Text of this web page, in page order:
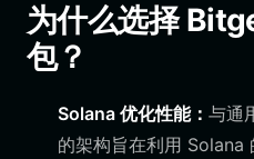
为什么选择
包？
Solana 优化性能： 与通
的架构旨在利用 Solana